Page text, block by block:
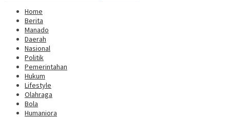
Home
Berita
Manado
Daerah
Nasional
Politik
Pemerintahan
Hukum
Lifestyle
Olahraga
Bola
Humaniora